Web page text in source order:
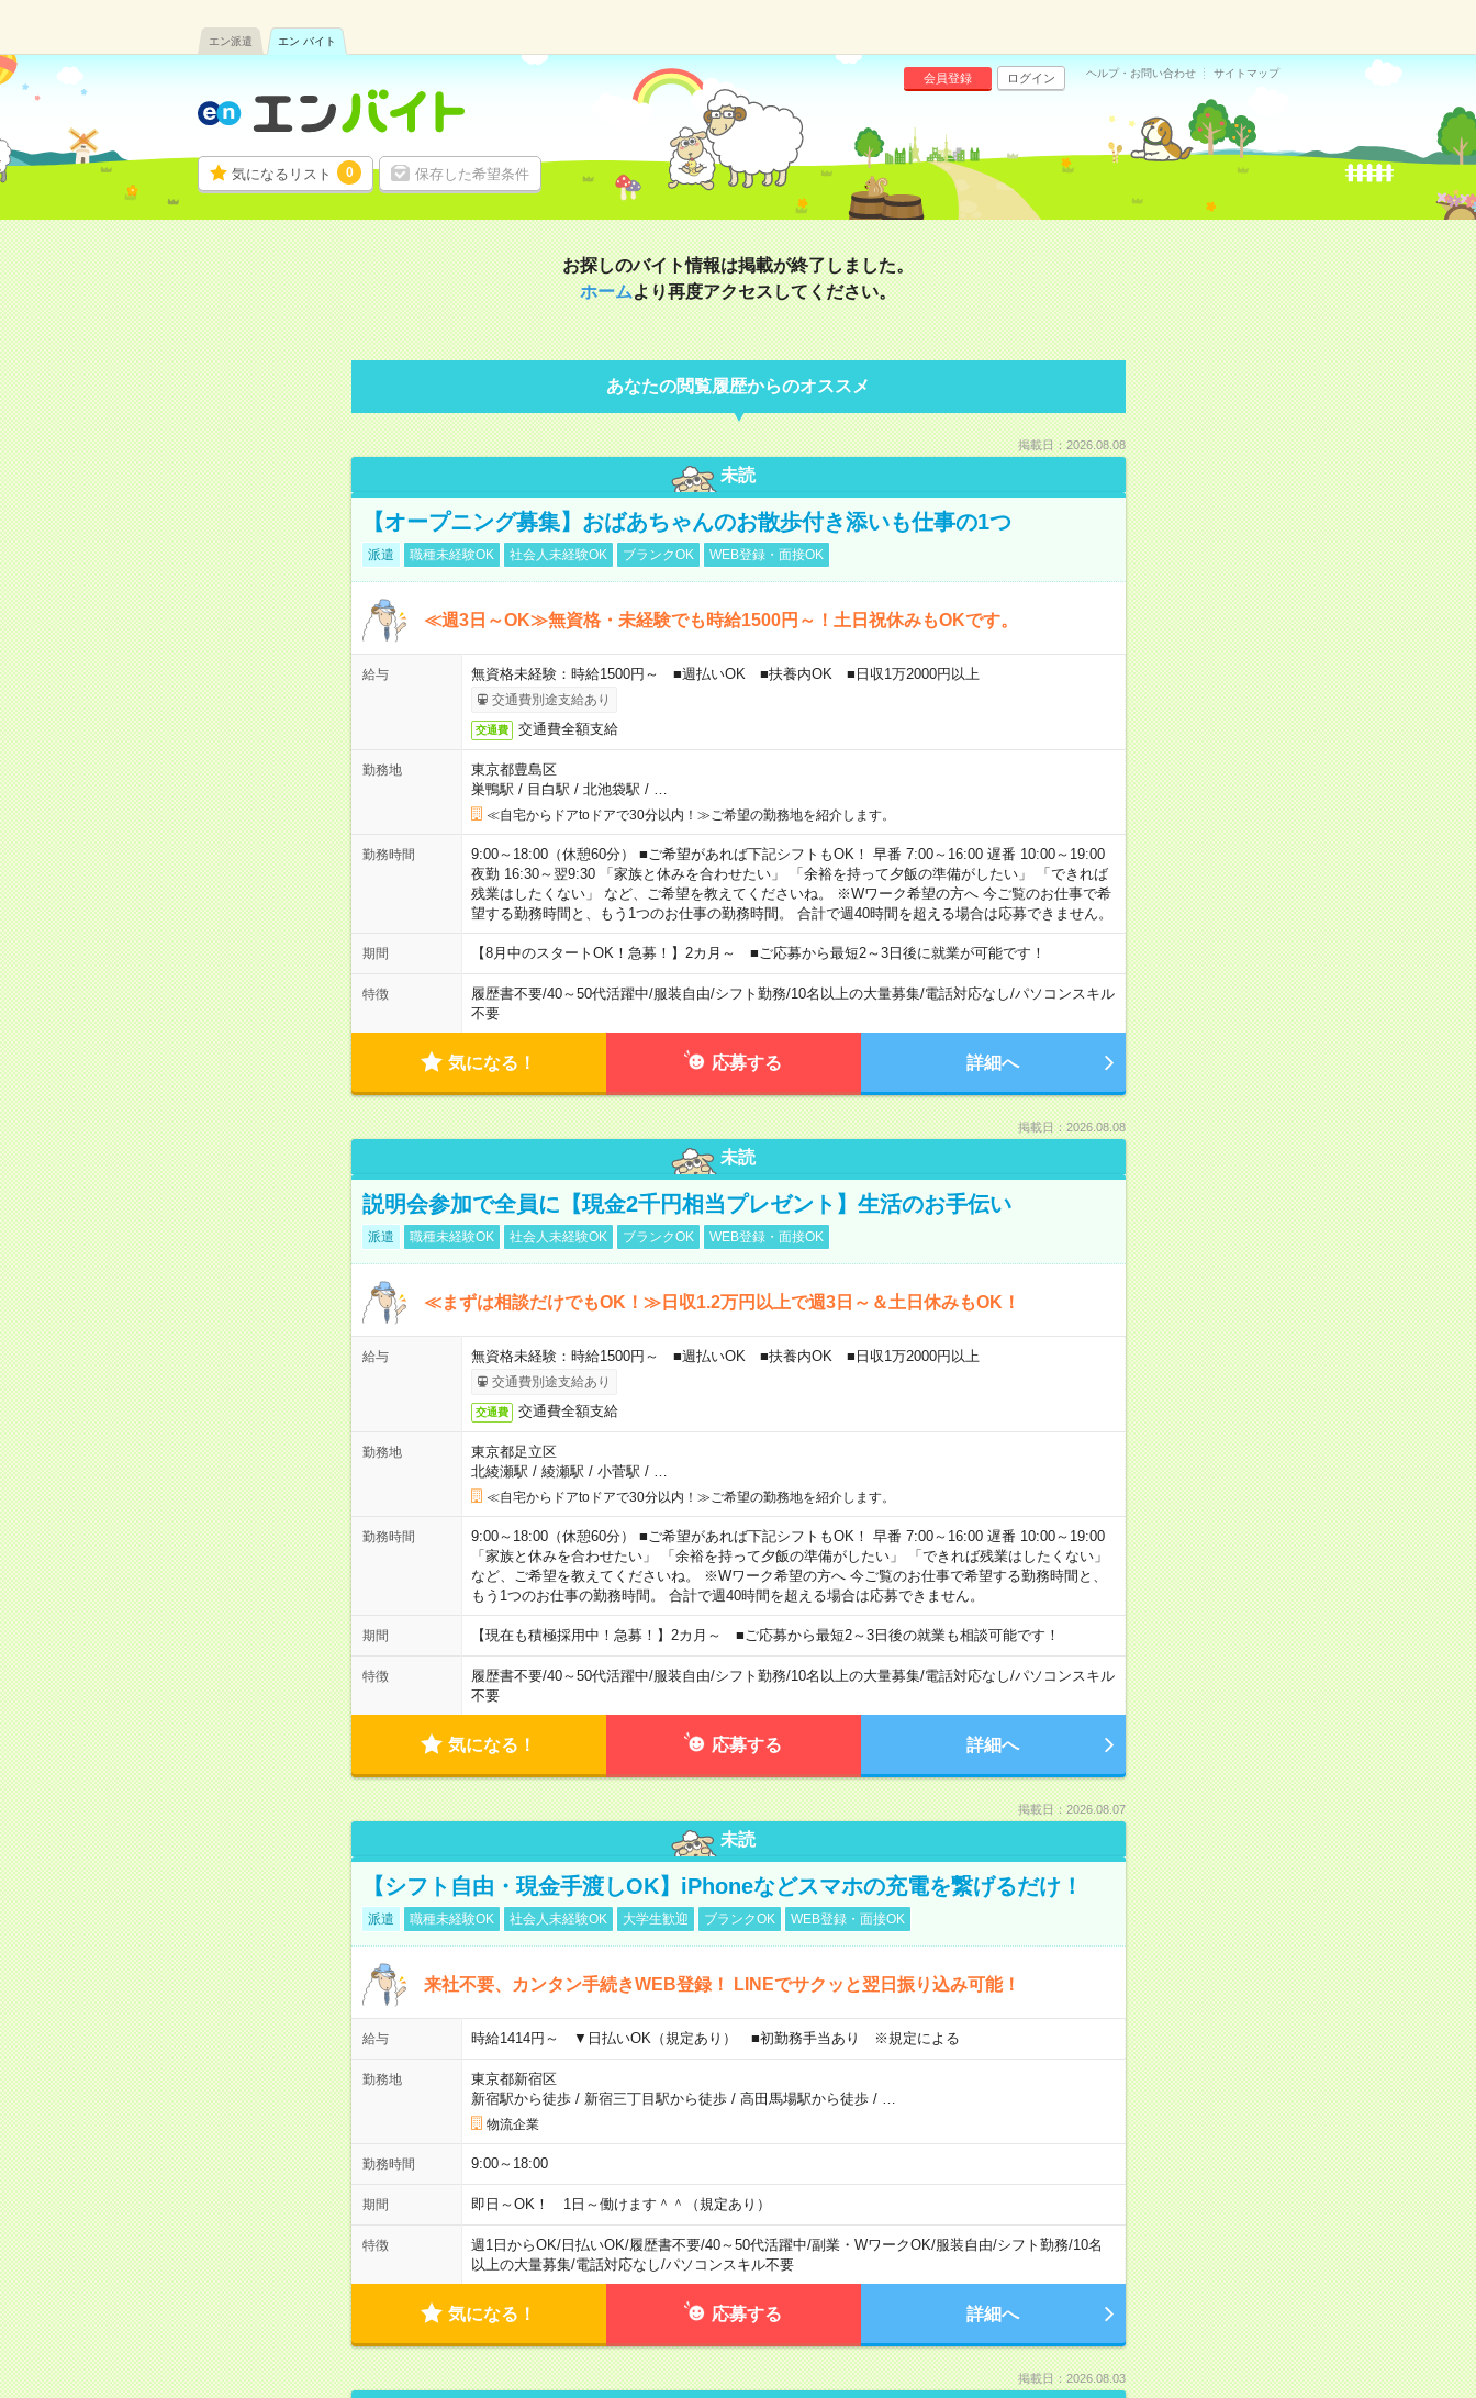
エン派遣 エン バイト
気になるリスト 0 保存した希望条件
会員登録 ログイン ヘルプ・お問い合わせ サイトマップ
お探しのバイト情報は掲載が終了しました。
ホームより再度アクセスしてください。
あなたの閲覧履歴からのオススメ
掲載日：2026.08.08
未読
【オープニング募集】おばあちゃんのお散歩付き添いも仕事の1つ
派遣 職種未経験OK 社会人未経験OK ブランクOK WEB登録・面接OK
≪週3日～OK≫無資格・未経験でも時給1500円～！土日祝休みもOKです。
給与 無資格未経験：時給1500円～ ■週払いOK ■扶養内OK ■日収1万2000円以上
交通費別途支給あり
交通費 交通費全額支給
勤務地
東京都豊島区
巣鴨駅 / 目白駅 / 北池袋駅 / …
≪自宅からドアtoドアで30分以内！≫ご希望の勤務地を紹介します。
勤務時間
9:00～18:00（休憩60分） ■ご希望があれば下記シフトもOK！ 早番 7:00～16:00 遅番 10:00～19:00
夜勤 16:30～翌9:30 「家族と休みを合わせたい」 「余裕を持って夕飯の準備がしたい」 「できれば
残業はしたくない」 など、ご希望を教えてくださいね。 ※Wワーク希望の方へ 今ご覧のお仕事で希
望する勤務時間と、もう1つのお仕事の勤務時間。 合計で週40時間を超える場合は応募できません。
期間 【8月中のスタートOK！急募！】2カ月～ ■ご応募から最短2～3日後に就業が可能です！
特徴 履歴書不要/40～50代活躍中/服装自由/シフト勤務/10名以上の大量募集/電話対応なし/パソコンスキル
不要
気になる！ 応募する 詳細へ
掲載日：2026.08.08
未読
説明会参加で全員に【現金2千円相当プレゼント】生活のお手伝い
派遣 職種未経験OK 社会人未経験OK ブランクOK WEB登録・面接OK
≪まずは相談だけでもOK！≫日収1.2万円以上で週3日～＆土日休みもOK！
給与 無資格未経験：時給1500円～ ■週払いOK ■扶養内OK ■日収1万2000円以上
交通費別途支給あり
交通費 交通費全額支給
勤務地
東京都足立区
北綾瀬駅 / 綾瀬駅 / 小菅駅 / …
≪自宅からドアtoドアで30分以内！≫ご希望の勤務地を紹介します。
勤務時間
9:00～18:00（休憩60分） ■ご希望があれば下記シフトもOK！ 早番 7:00～16:00 遅番 10:00～19:00
「家族と休みを合わせたい」 「余裕を持って夕飯の準備がしたい」 「できれば残業はしたくない」
など、ご希望を教えてくださいね。 ※Wワーク希望の方へ 今ご覧のお仕事で希望する勤務時間と、
もう1つのお仕事の勤務時間。 合計で週40時間を超える場合は応募できません。
期間 【現在も積極採用中！急募！】2カ月～ ■ご応募から最短2～3日後の就業も相談可能です！
特徴 履歴書不要/40～50代活躍中/服装自由/シフト勤務/10名以上の大量募集/電話対応なし/パソコンスキル
不要
気になる！ 応募する 詳細へ
掲載日：2026.08.07
未読
【シフト自由・現金手渡しOK】iPhoneなどスマホの充電を繋げるだけ！
派遣 職種未経験OK 社会人未経験OK 大学生歓迎 ブランクOK WEB登録・面接OK
来社不要、カンタン手続きWEB登録！ LINEでサクッと翌日振り込み可能！
給与 時給1414円～ ▼日払いOK（規定あり） ■初勤務手当あり ※規定による
勤務地
東京都新宿区
新宿駅から徒歩/ 新宿三丁目駅から徒歩/ 高田馬場駅から徒歩/ …
物流企業
勤務時間 9:00～18:00
期間 即日～OK！ 1日～働けます＾＾（規定あり）
特徴 週1日からOK/日払いOK/履歴書不要/40～50代活躍中/副業・WワークOK/服装自由/シフト勤務/10名
以上の大量募集/電話対応なし/パソコンスキル不要
気になる！ 応募する 詳細へ
掲載日：2026.08.03